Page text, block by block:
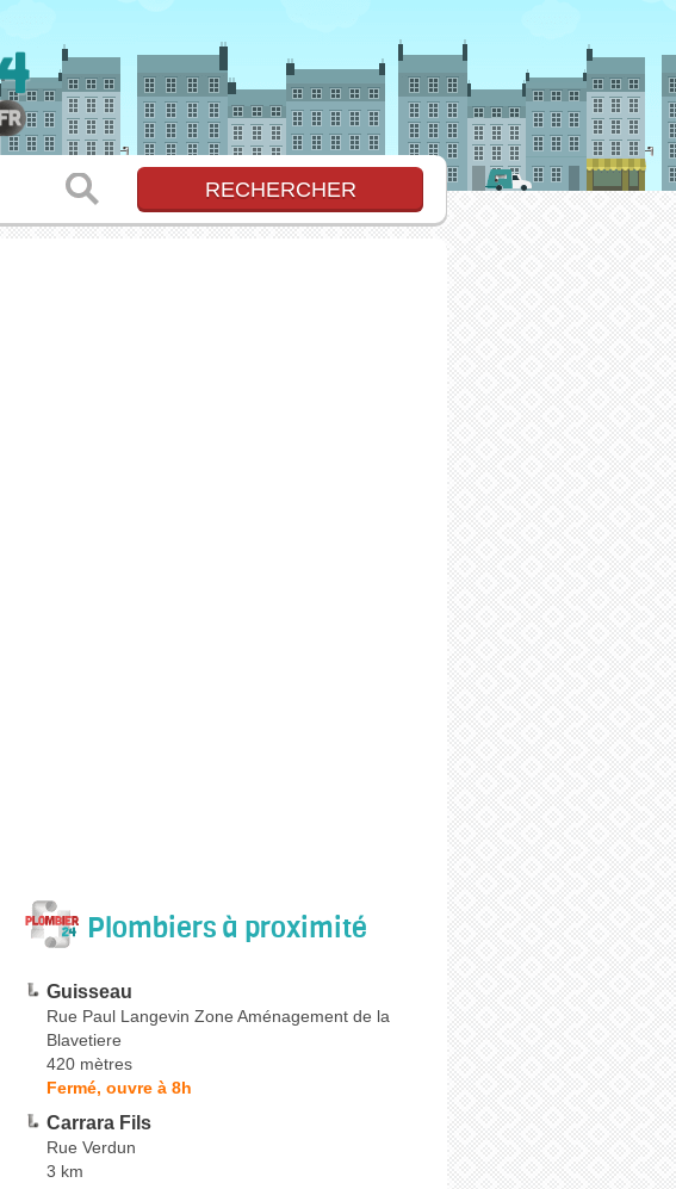
Plombiers à proximité
Guisseau
Rue Paul Langevin Zone Aménagement de la
Blavetiere
420 mètres
Fermé, ouvre à 8h
Carrara Fils
Rue Verdun
3 km